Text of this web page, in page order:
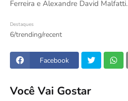
Ferreira e Alexandre David Malfatti.
Destaques
6/trending/recent
Facebook
Você Vai Gostar